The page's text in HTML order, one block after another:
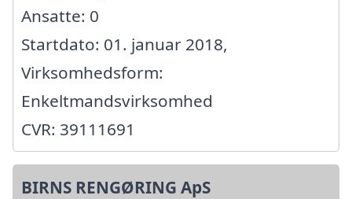
Ansatte: 0
Startdato: 01. januar 2018,
Virksomhedsform:
Enkeltmandsvirksomhed
CVR: 39111691
BIRNS RENGØRING ApS